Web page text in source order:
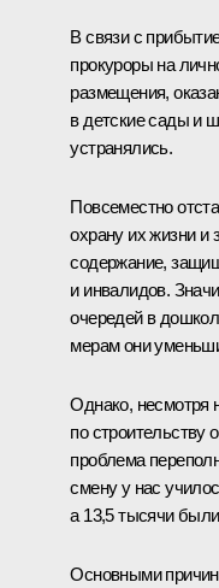
В связи с
прокуроры на
размещения,
в детские сады и
устранялись.
Повсеместно
охрану их жизни и
содержание,
и инвалидов.
очередей в
мерам они
Однако, несмотря
по строительству
проблема
смену у нас
а 13,5 тысячи
Основными